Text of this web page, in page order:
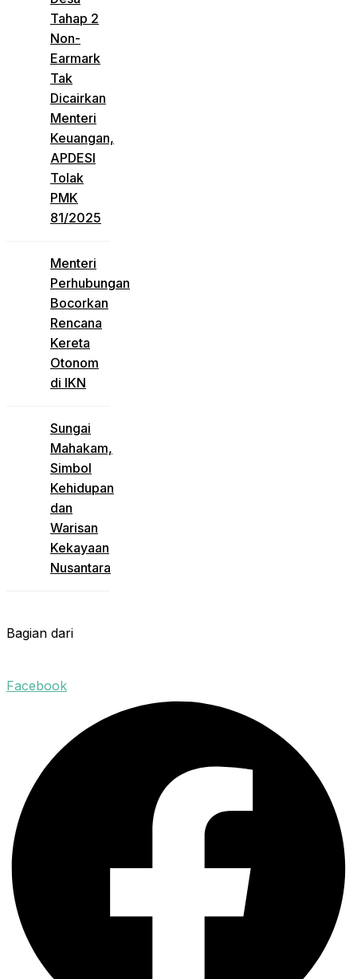
Tahap 2
Non-
Earmark
Tak
Dicairkan
Menteri
Keuangan,
APDESI
Tolak
PMK
81/2025
Menteri
Perhubungan
Bocorkan
Rencana
Kereta
Otonom
di IKN
Sungai
Mahakam,
Simbol
Kehidupan
dan
Warisan
Kekayaan
Nusantara
Bagian dari
Facebook